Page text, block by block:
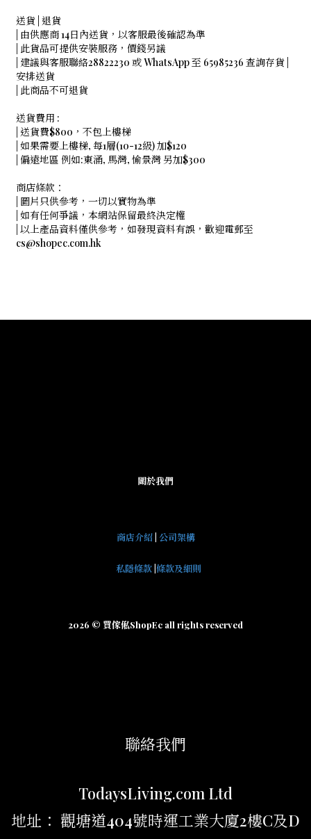
送貨 | 退貨
| 由供應商 14日內送貨，以客服最後確認為準
| 此貨品可提供安裝服務，價錢另議
| 建議與客服聯絡28822230 或 WhatsApp 至 65985236 查詢存貨 |
安排送貨
| 此商品不可退貨
送貨費用 :
| 送貨費$800，不包上樓梯
| 如果需要上樓梯, 每1層(10-12級) 加$120
| 偏遠地區 例如:東涌, 馬灣, 愉景灣 另加$300
商店條款：
| 圖片只供參考，一切以實物為準
| 如有任何爭議，本網站保留最終決定權
| 以上產品資料僅供參考，如發現資料有誤，歡迎電郵至
cs@shopec.com.hk
關於我們
商店介紹| 公司架構
私隱條款 條款及細則
2026 © 買傢俬ShopEc all rights reserved
聯絡我們
TodaysLiving.com Ltd
地址： 觀塘道404號時運工業大廈2樓C及D